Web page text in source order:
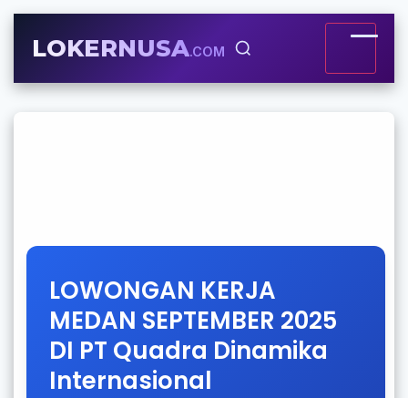
LOKERNUSA.COM
LOWONGAN KERJA
MEDAN SEPTEMBER 2025
DI PT Quadra Dinamika
Internasional